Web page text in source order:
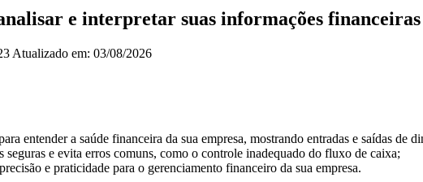
e interpretar suas informações financeiras
Atualizado em: 03/08/2026
entender a saúde financeira da sua empresa, mostrando entradas e saídas de
e evita erros comuns, como o controle inadequado do fluxo de caixa;
e praticidade para o gerenciamento financeiro da sua empresa.